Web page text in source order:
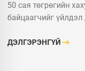
50 сая төгрөгийн
байцаагчийг
ДЭЛГЭРЭНГҮЙ